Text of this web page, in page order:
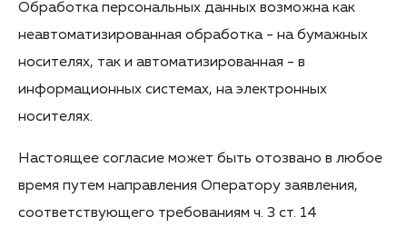
Обработка персональных данных возможна как
неавтоматизированная обработка - на бумажных
носителях, так и автоматизированная - в
информационных системах, на электронных
носителях.
Настоящее согласие может быть отозвано в любое
время путем направления Оператору заявления,
соответствующего требованиям ч. 3 ст. 14